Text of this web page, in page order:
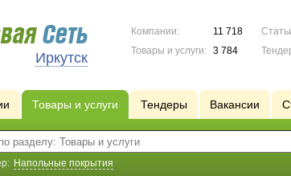
Иркутск
Компании:
11 718
Товары и услуги:
3 784
Товары и услуги Тендеры Вакансии
Напольные покрытия